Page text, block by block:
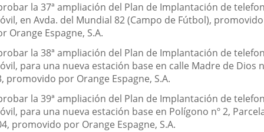
la 37ª ampliación del Plan de Implantación de
en Avda. del Mundial 82 (Campo de Fútbol), promovido
Orange Espagne, S.A.
la 38ª ampliación del Plan de Implantación de
para una nueva estación base en calle Madre de Dios
promovido por Orange Espagne, S.A.
la 39ª ampliación del Plan de Implantación de
para una nueva estación base en Polígono nº 2,
promovido por Orange Espagne, S.A.